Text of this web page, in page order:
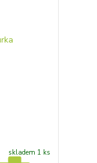
skladem 1 ks